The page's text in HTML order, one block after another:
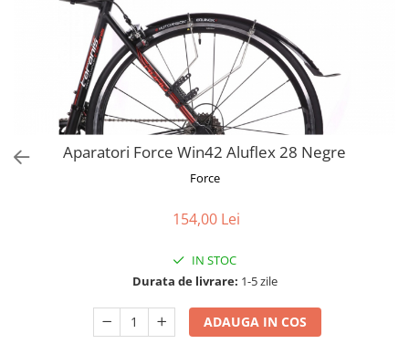
Furci si accesorii
Ghidoane & accesorii
Manete Schimbatoare & Frane
Pipe
Portbagaje si cosuri
Roti ajutatoare
Scaune copii
Suporturi & Standuri
Aparatori Force Win42 Aluflex 28 Negre
Force
154,00 Lei
IN STOC
Durata de livrare: 1-5 zile
ADAUGA IN COS